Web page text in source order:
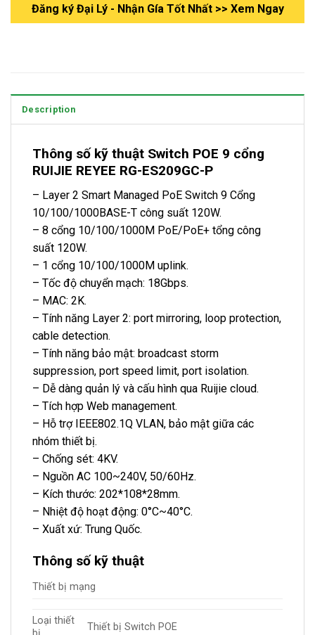
Đăng ký Đại Lý - Nhận Gía Tốt Nhất >> Xem Ngay
Description
Thông số kỹ thuật Switch POE 9 cổng
RUIJIE REYEE RG-ES209GC-P
– Layer 2 Smart Managed PoE Switch 9 Cổng
10/100/1000BASE-T công suất 120W.
– 8 cổng 10/100/1000M PoE/PoE+ tổng công
suất 120W.
– 1 cổng 10/100/1000M uplink.
– Tốc độ chuyển mạch: 18Gbps.
– MAC: 2K.
– Tính năng Layer 2: port mirroring, loop protection,
cable detection.
– Tính năng bảo mật: broadcast storm
suppression, port speed limit, port isolation.
– Dễ dàng quản lý và cấu hình qua Ruijie cloud.
– Tích hợp Web management.
– Hỗ trợ IEEE802.1Q VLAN, bảo mật giữa các
nhóm thiết bị.
– Chống sét: 4KV.
– Nguồn AC 100~240V, 50/60Hz.
– Kích thước: 202*108*28mm.
– Nhiệt độ hoạt động: 0°C~40°C.
– Xuất xứ: Trung Quốc.
Thông số kỹ thuật
Thiết bị mạng
Loại thiết
Thiết bị Switch POE